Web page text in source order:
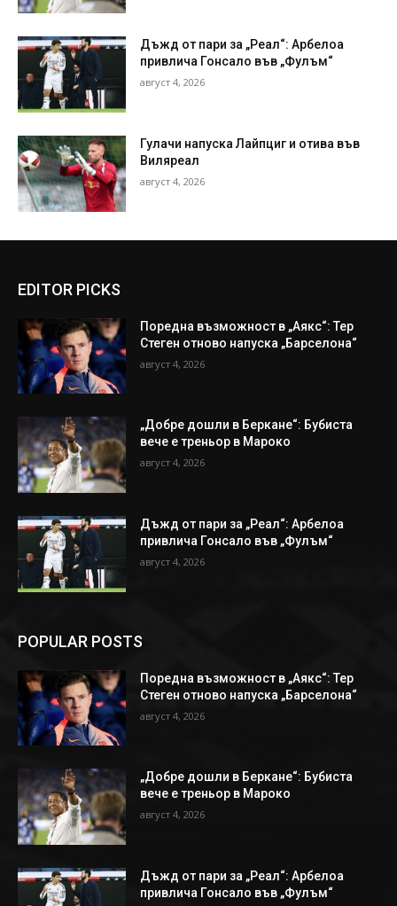
Дъжд от пари за „Реал“: Арбелоа
привлича Гонсало във „Фулъм“
август 4, 2026
Гулачи напуска Лайпциг и отива във
Виляреал
август 4, 2026
EDITOR PICKS
Поредна възможност в „Аякс“: Тер
Стеген отново напуска „Барселона“
август 4, 2026
„Добре дошли в Беркане“: Бубиста
вече е треньор в Мароко
август 4, 2026
Дъжд от пари за „Реал“: Арбелоа
привлича Гонсало във „Фулъм“
август 4, 2026
POPULAR POSTS
Поредна възможност в „Аякс“: Тер
Стеген отново напуска „Барселона“
август 4, 2026
„Добре дошли в Беркане“: Бубиста
вече е треньор в Мароко
август 4, 2026
Дъжд от пари за „Реал“: Арбелоа
привлича Гонсало във „Фулъм“